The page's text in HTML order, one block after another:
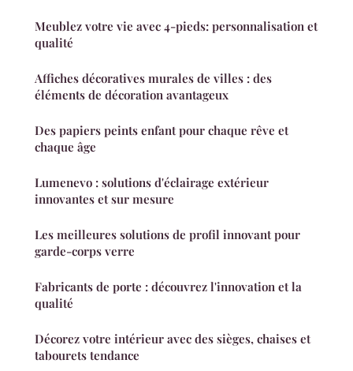
Meublez votre vie avec 4-pieds: personnalisation et
qualité
Affiches décoratives murales de villes : des
éléments de décoration avantageux
Des papiers peints enfant pour chaque rêve et
chaque âge
Lumenevo : solutions d'éclairage extérieur
innovantes et sur mesure
Les meilleures solutions de profil innovant pour
garde-corps verre
Fabricants de porte : découvrez l'innovation et la
qualité
Décorez votre intérieur avec des sièges, chaises et
tabourets tendance